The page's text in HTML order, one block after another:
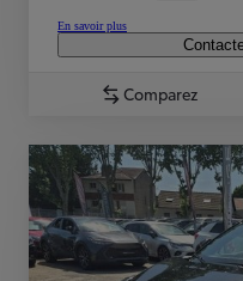
En savoir plus
Comparez